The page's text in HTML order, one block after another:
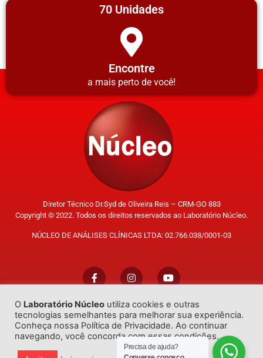
70 Unidades
Encontre
a mais perto de você!
Diretor Técnico Dr.Syd de Oliveira Reis – CRM-GO 883
Copyright © 2022. Todos os direitos reservados ao Laboratório Núcleo.
NÚCLEO DE ANÁLISES CLÍNICAS LTDA: 02.766.038/0001-03
Trabalhe Conosco
O Laboratório Núcleo utiliza cookies e outras
tecnologias semelhantes para melhorar sua experiência.
Conheça nossa Política de Privacidade. Ao continuar
navegando, você concorda com essas condições.
Precisa de ajuda?